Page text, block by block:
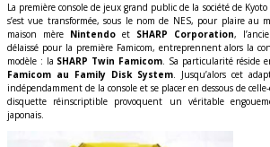
La première console de jeux grand public de la société de
s’est vue transformée, sous le nom de NES, pour plaire au
maison mère Nintendo et SHARP Corporation,
délaissé pour la première Famicom, entreprennent alors la
modèle : la SHARP Twin Famicom. Sa particularité réside
Famicom au Family Disk System. Jusqu’alors cet
indépendamment de la console et se placer en dessous de
disquette réinscriptible provoquent un véritable
japonais.